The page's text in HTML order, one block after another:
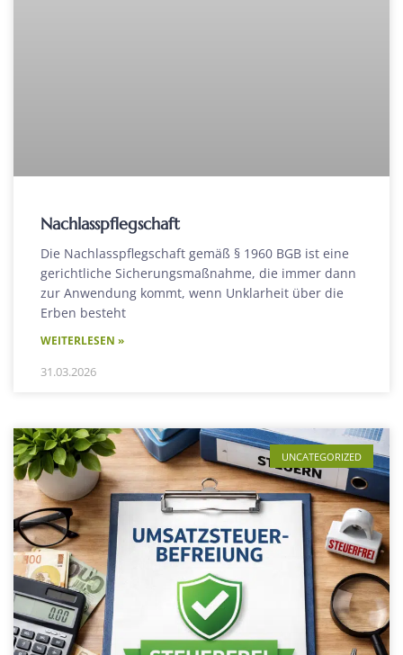
Nachlasspflegschaft
Die Nachlasspflegschaft gemäß § 1960 BGB ist eine
gerichtliche Sicherungsmaßnahme, die immer dann
zur Anwendung kommt, wenn Unklarheit über die
Erben besteht
WEITERLESEN »
31.03.2026
UNCATEGORIZED